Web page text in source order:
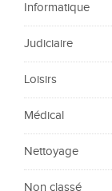
Informatique
Judiciaire
Loisirs
Médical
Nettoyage
Non classé